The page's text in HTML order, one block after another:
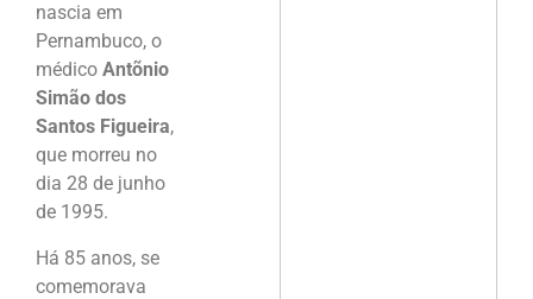
nascia em
Pernambuco, o
médico Antõnio
Simão dos
Santos Figueira,
que morreu no
dia 28 de junho
de 1995.
Há 85 anos, se
comemorava